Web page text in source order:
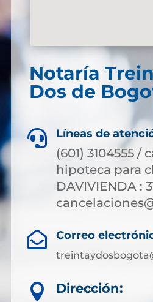
Notaría
Dos de
 Líneas de
(601) 3104555 /
hipoteca para
DAVIVIENDA :
 Correo

Dirección: